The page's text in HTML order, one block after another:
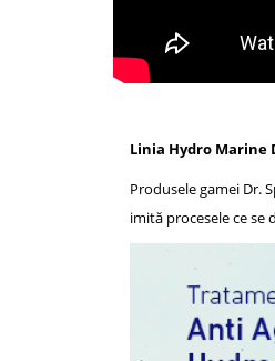
Linia Hydro Marine
Produsele gamei Dr.
imită procesele ce se